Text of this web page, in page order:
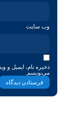
وب‌ سایت
ذخیره نام، ایمیل و
می‌نویسم.